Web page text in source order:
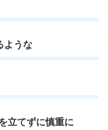
ような
立てずに慎重に